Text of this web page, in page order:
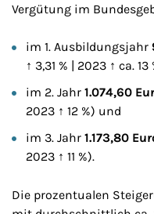
Vergütung im
im 1. Ausbildungsjahr
↑ 3,31 % | 2023 ↑ ca. 13
im 2. Jahr 1.074,60
2023 ↑ 12 %) und
im 3. Jahr 1.173,80
2023 ↑ 11 %).
Die prozentualen